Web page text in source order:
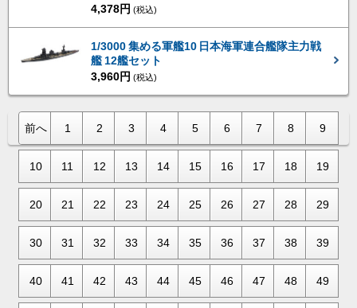
4,378円 (税込)
1/3000 集める軍艦10 日本海軍連合艦隊主力戦
艦 12艦セット
3,960円 (税込)
前へ 1 2 3 4 5 6 7 8 9
10 11 12 13 14 15 16 17 18 19
20 21 22 23 24 25 26 27 28 29
30 31 32 33 34 35 36 37 38 39
40 41 42 43 44 45 46 47 48 49